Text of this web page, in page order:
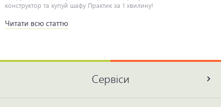
Читати всю статтю
Сервіси